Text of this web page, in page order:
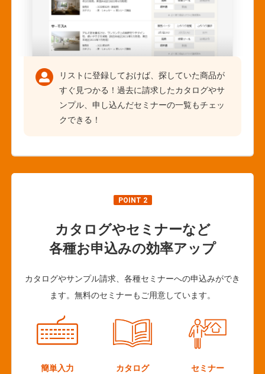
リストに登録しておけば、探していた商品が
すぐ見つかる！過去に請求したカタログやサ
ンプル、申し込んだセミナーの一覧もチェッ
クできる！
POINT 2
カタログやセミナーなど
各種お申込みの効率アップ
カタログやサンプル請求、各種セミナーへの申込みができ
ます。無料のセミナーもご用意しています。
簡単入力
カタログ
セミナー